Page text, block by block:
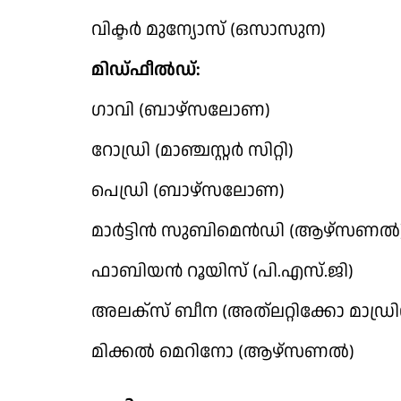
വിക്ടര്‍ മുന്യോസ് (ഒസാസുന)
മിഡ്ഫീല്‍ഡ്:
ഗാവി (ബാഴ്‌സലോണ)
റോഡ്രി (മാഞ്ചസ്റ്റര്‍ സിറ്റി)
പെഡ്രി (ബാഴ്‌സലോണ)
മാര്‍ട്ടിന്‍ സുബിമെന്‍ഡി
ഫാബിയന്‍ റൂയിസ് (പി.എസ്.ജി)
അലക്‌സ് ബീന (അത്‌ലറ്റിക്കോ
മിക്കല്‍ മെറിനോ (ആഴ്‌സണല്‍)